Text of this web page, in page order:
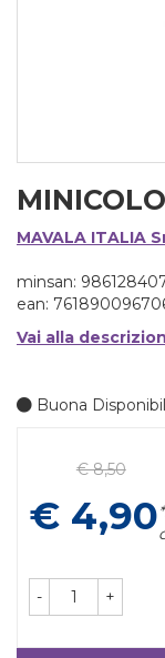
MAVALA ITALIA
minsan:
ean:
Vai alla
Buona
€ 8,50
€ 4,90
- +